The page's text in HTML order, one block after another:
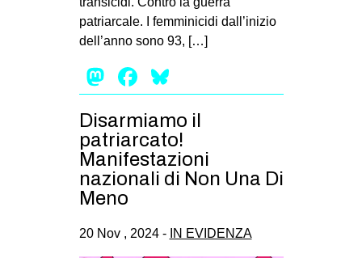
patriarcale. I femminicidi dall’inizio
dell’anno sono 93, […]
Mastodon
Facebook
Disarmiamo il
patriarcato!
Manifestazioni
nazionali di Non Una Di
Meno
20 Nov , 2024 - IN EVIDENZA